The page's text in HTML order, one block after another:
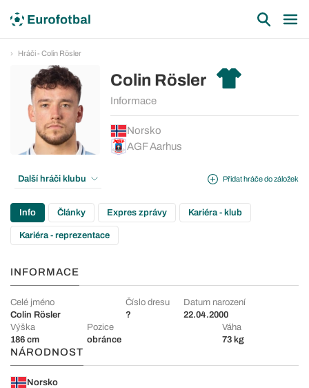
Hráči - Colin Rösler
Colin Rösler
Informace
Norsko
AGF Aarhus
Přidat hráče do záložek
Další hráči klubu
Info Články Expres zprávy Kariéra - klub
Kariéra - reprezentace
INFORMACE
Celé jméno
Colin Rösler
Číslo dresu
?
Datum narození
22.04.2000
Výška
186 cm
Pozice
obránce
Váha
73 kg
NÁRODNOST
Norsko